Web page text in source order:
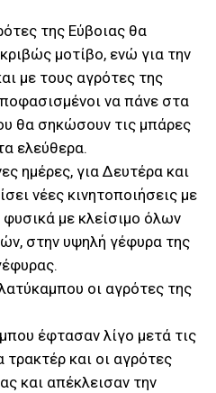
της Εύβοιας θα
μοτίβο, ενώ για την
με τους αγρότες της
να πάνε στα
θα σηκώσουν τις μπάρες
ελεύθερα.
ημέρες, για Δευτέρα και
νέες κινητοποιήσεις με
φυσικά με κλείσιμο όλων
στην υψηλή γέφυρα της
οι αγρότες της
έφτασαν λίγο μετά τις
και οι αγρότες
και απέκλεισαν την